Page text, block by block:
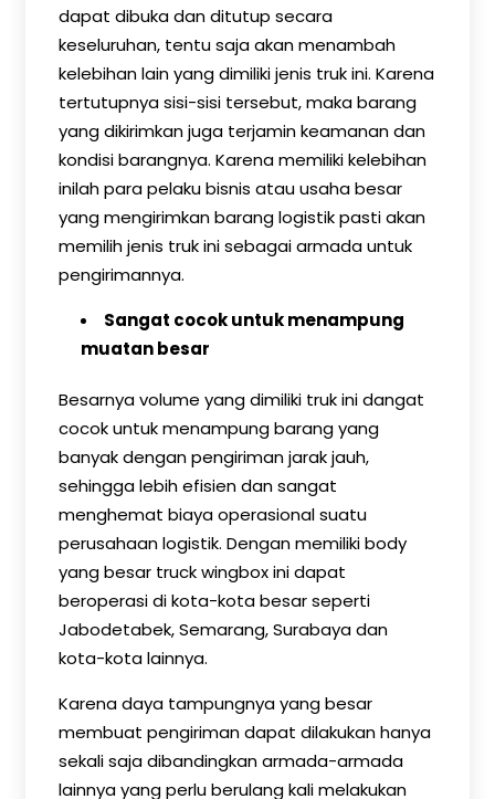
dapat dibuka dan ditutup secara
keseluruhan, tentu saja akan menambah
kelebihan lain yang dimiliki jenis truk ini. Karena
tertutupnya sisi-sisi tersebut, maka barang
yang dikirimkan juga terjamin keamanan dan
kondisi barangnya. Karena memiliki kelebihan
inilah para pelaku bisnis atau usaha besar
yang mengirimkan barang logistik pasti akan
memilih jenis truk ini sebagai armada untuk
pengirimannya.
Sangat cocok untuk menampung
muatan besar
Besarnya volume yang dimiliki truk ini dangat
cocok untuk menampung barang yang
banyak dengan pengiriman jarak jauh,
sehingga lebih efisien dan sangat
menghemat biaya operasional suatu
perusahaan logistik. Dengan memiliki body
yang besar truck wingbox ini dapat
beroperasi di kota-kota besar seperti
Jabodetabek, Semarang, Surabaya dan
kota-kota lainnya.
Karena daya tampungnya yang besar
membuat pengiriman dapat dilakukan hanya
sekali saja dibandingkan armada-armada
lainnya yang perlu berulang kali melakukan